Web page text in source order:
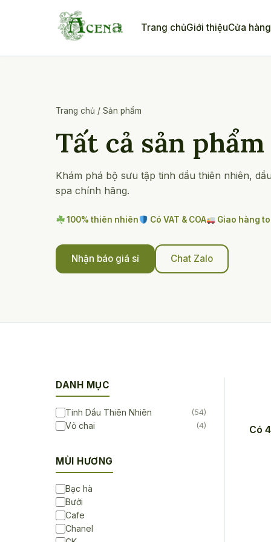
Trang chủGiới thiệuCửa hàng
Trang chủ / Sản phẩm
Tất cả sản phẩm
Khám phá bộ sưu tập tinh dầu thiên nhiên,
spa chính hãng.
100% thiên nhiên Có VAT & COA Giao hàng
Nhận báo giá sỉ Chat Zalo
DANH MỤC
Tinh Dầu Thiên Nhiên (54)
Vỏ chai (4)
MÙI HƯƠNG
Bạc hà
Bưởi
Cafe
Chanel
Có